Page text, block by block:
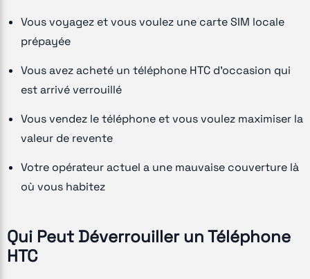
Vous voyagez et vous voulez une carte SIM locale
prépayée
Vous avez acheté un téléphone HTC d'occasion qui
est arrivé verrouillé
Vous vendez le téléphone et vous voulez maximiser la
valeur de revente
Votre opérateur actuel a une mauvaise couverture là
où vous habitez
Qui Peut Déverrouiller un Téléphone
HTC